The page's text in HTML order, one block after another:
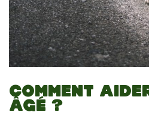
COMMENT
ÂGÉ ?